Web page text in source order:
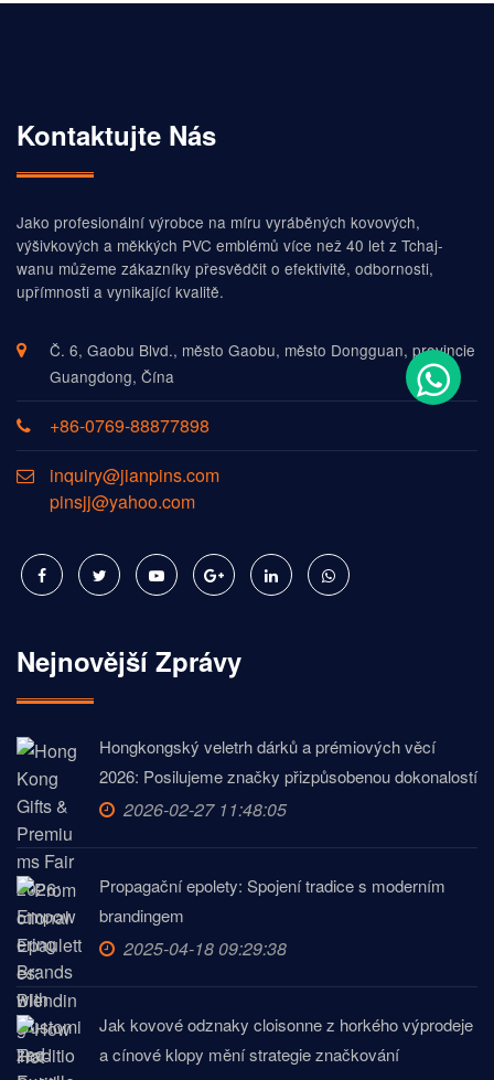
Kontaktujte Nás
Jako profesionální výrobce na míru vyráběných kovových,
výšivkových a měkkých PVC emblémů více než 40 let z Tchaj-
wanu můžeme zákazníky přesvědčit o efektivitě, odbornosti,
upřímnosti a vynikající kvalitě.
Č. 6, Gaobu Blvd., město Gaobu, město Dongguan, provincie
Guangdong, Čína
+86-0769-88877898
inquiry@jianpins.com
pinsjj@yahoo.com
Nejnovější Zprávy
Hongkongský veletrh dárků a prémiových věcí
2026: Posilujeme značky přizpůsobenou dokonalostí
2026-02-27 11:48:05
Propagační epolety: Spojení tradice s moderním
brandingem
2025-04-18 09:29:38
Jak kovové odznaky cloisonne z horkého výprodeje
a cínové klopy mění strategie značkování